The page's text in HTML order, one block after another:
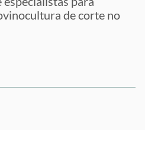
de corte no